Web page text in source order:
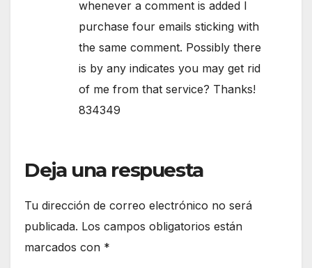
whenever a comment is added I
purchase four emails sticking with
the same comment. Possibly there
is by any indicates you may get rid
of me from that service? Thanks!
834349
Deja una respuesta
Tu dirección de correo electrónico no será
publicada. Los campos obligatorios están
marcados con *